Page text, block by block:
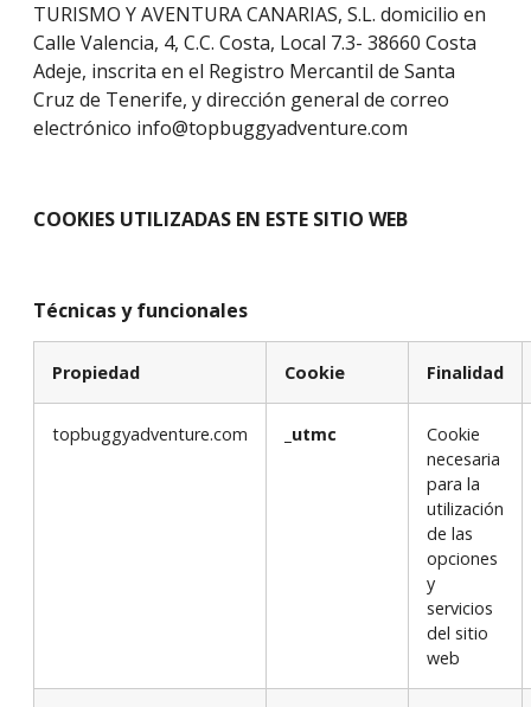
TURISMO Y AVENTURA CANARIAS, S.L. domicilio en
Calle Valencia, 4, C.C. Costa, Local 7.3- 38660 Costa
Adeje, inscrita en el Registro Mercantil de Santa
Cruz de Tenerife, y dirección general de correo
electrónico info@topbuggyadventure.com
COOKIES UTILIZADAS EN ESTE SITIO WEB
Técnicas y funcionales
Propiedad Cookie Finalidad
topbuggyadventure.com _utmc
Cookie
necesaria
para la
utilización
de las
opciones
y
servicios
del sitio
web